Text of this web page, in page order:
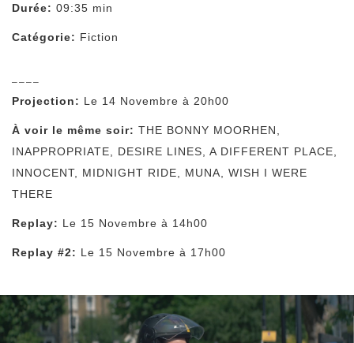
Durée: 09:35 min
Catégorie: Fiction
––––
Projection: Le 14 Novembre à 20h00
À voir le même soir: THE BONNY MOORHEN
INAPPROPRIATE
DESIRE LINES A DIFFERENT PLACE
INNOCENT, MIDNIGHT RIDE MUNA
WISH I WERE
THERE
Replay: Le 15 Novembre à 14h00
Replay #2: Le 15 Novembre à 17h00